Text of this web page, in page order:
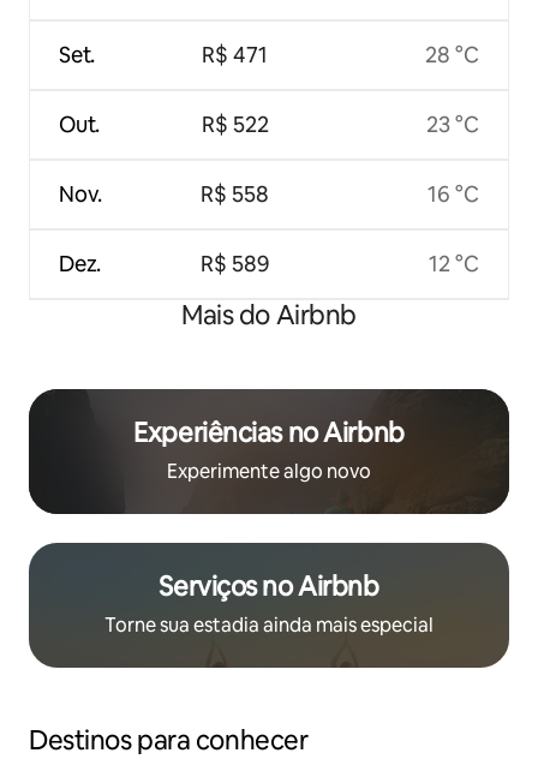
Set.
Out.
Nov.
Dez.
R$ 471
R$ 522
R$ 558
R$ 589
28 °C
23 °C
16 °C
12 °C
Mais do Airbnb
Experiências no Airbnb
Experimente algo novo
Serviços no Airbnb
Torne sua estadia ainda mais especial
Destinos para conhecer